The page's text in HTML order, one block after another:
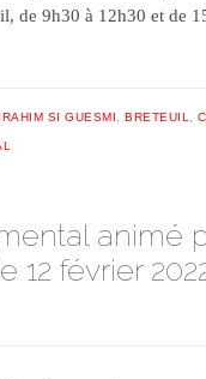
de 9h30 à 12h30 et de
SI GUESMI ,BRETEUIL ,
animé
12 février